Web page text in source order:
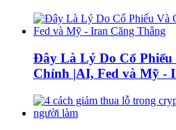
Đây Là Lý Do Cổ
Chỉnh |AI, Fed và Mỹ -